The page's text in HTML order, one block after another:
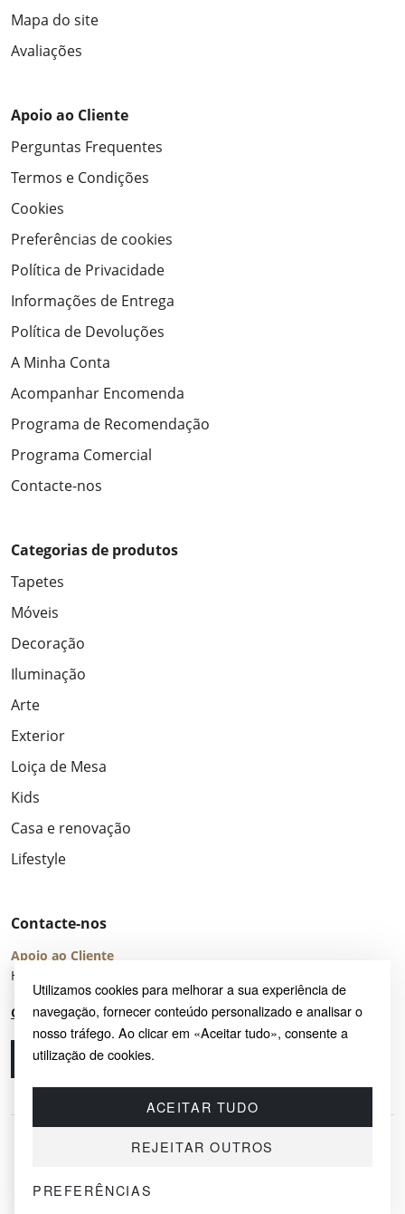
Utilizamos cookies para melhorar a sua experiência de
navegação, fornecer conteúdo personalizado e analisar o
nosso tráfego. Ao clicar em «Aceitar tudo», consente a
utilização de cookies.
ACEITAR TUDO
REJEITAR OUTROS
PREFERÊNCIAS
Mapa do site
Avaliações
Apoio ao Cliente
Perguntas Frequentes
Termos e Condições
Cookies
Preferências de cookies
Política de Privacidade
Informações de Entrega
Política de Devoluções
A Minha Conta
Acompanhar Encomenda
Programa de Recomendação
Programa Comercial
Contacte-nos
Categorias de produtos
Tapetes
Móveis
Decoração
Iluminação
Arte
Exterior
Loiça de Mesa
Kids
Casa e renovação
Lifestyle
Contacte-nos
Apoio ao Cliente
Horário de Atendimento: seg – sex 8:00 – 16:00 (UTC+2)
Centro de Ajuda
Ligue-nos
© 2026 SAYRUG OÜ · KESKLINNA LINNAOSA, AHTRI TN 12, 10151, TALLINN,